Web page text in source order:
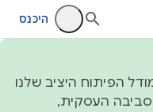
היכנס
למודל הפיתוח היציב שלנו
העסקית,